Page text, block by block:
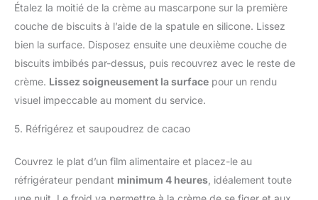
Étalez la moitié de la crème au mascarpone sur la première
couche de biscuits à l’aide de la spatule en silicone. Lissez
bien la surface. Disposez ensuite une deuxième couche de
biscuits imbibés par-dessus, puis recouvrez avec le reste de
crème. Lissez soigneusement la surface pour un rendu
visuel impeccable au moment du service.
5. Réfrigérez et saupoudrez de cacao
Couvrez le plat d’un film alimentaire et placez-le au
réfrigérateur pendant minimum 4 heures , idéalement toute